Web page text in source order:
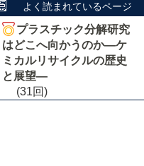
よく読まれているページ
プラスチック分解研究
はどこへ向かうのか―ケ
ミカルリサイクルの歴史
と展望―
(31回)